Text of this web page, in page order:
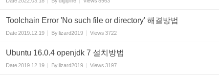
Toolchain Error 'No such file or directory' 해결방법
Date2019.12.19 Bylizard2019 Views 3722
Ubuntu 16.0.4 openjdk 7 설치방법
Date2019.12.19 Bylizard2019 Views 3197